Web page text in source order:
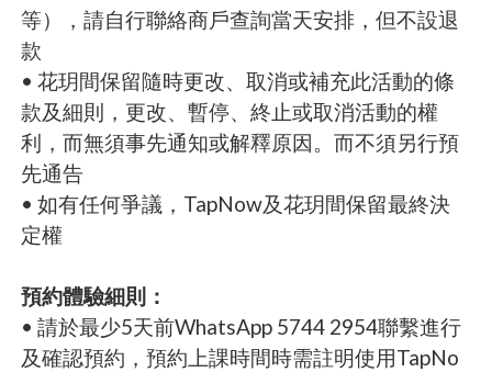
等），請自行聯絡商戶查詢當天安排，但不設退
款
• 花玥間保留隨時更改、取消或補充此活動的條
款及細則，更改、暫停、終止或取消活動的權
利，而無須事先通知或解釋原因。而不須另行預
先通告
• 如有任何爭議，TapNow及花玥間保留最終決
定權
預約體驗細則：
• 請於最少5天前WhatsApp 5744 2954聯繫進行
及確認預約，預約上課時間時需註明使用TapNo